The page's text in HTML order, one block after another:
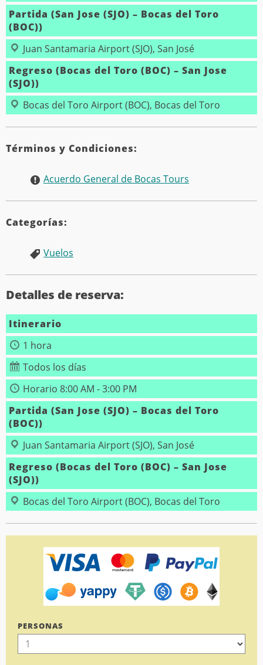
Partida (San Jose (SJO) – Bocas del Toro
(BOC))
Juan Santamaria Airport (SJO), San José
Regreso (Bocas del Toro (BOC) – San Jose
(SJO))
Bocas del Toro Airport (BOC), Bocas del Toro
Términos y Condiciones:
Acuerdo General de Bocas Tours
Categorías:
Vuelos
Detalles de reserva:
Itinerario
1 hora
Todos los días
Horario 8:00 AM - 3:00 PM
Partida (San Jose (SJO) – Bocas del Toro
(BOC))
Juan Santamaria Airport (SJO), San José
Regreso (Bocas del Toro (BOC) – San Jose
(SJO))
Bocas del Toro Airport (BOC), Bocas del Toro
PERSONAS